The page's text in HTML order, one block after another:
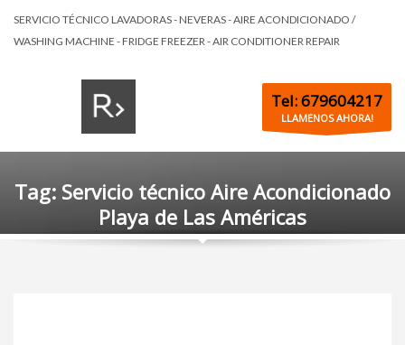
SERVICIO TÉCNICO LAVADORAS - NEVERAS - AIRE ACONDICIONADO /
WASHING MACHINE - FRIDGE FREEZER - AIR CONDITIONER REPAIR
Tel: 679604217
LLAMENOS AHORA!
Tag: Servicio técnico Aire Acondicionado
Playa de Las Américas